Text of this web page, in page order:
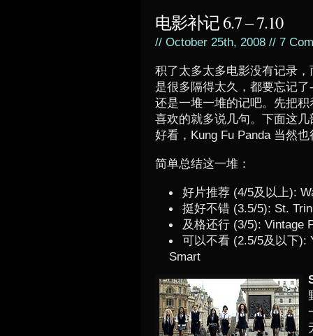
电影补记 6.7 – 7.10
// October 25th, 2008 // 7
积了太多太多电影没有记录
是很多隔得太久，都要忘记
还是一堆一堆的记吧。先把
喜欢的就多说几句。下面这
好看，Kung Fu Panda 当然
简单总结这一堆：
好片推荐 (4/5及以上):
挺好不错 (3.5/5): St.
及格还行 (3/5): Vintage
可以不看 (2.5/5及以下):
Smart